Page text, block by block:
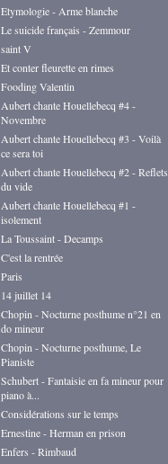
Etymologie - Arme blanche
Le suicide français - Zemmour
saint V
Et conter fleurette en rimes
Fooding Valentin
Aubert chante Houellebecq #4 -
Novembre
Aubert chante Houellebecq #3 - Voilà
ce sera toi
Aubert chante Houellebecq #2 - Reflets
du vide
Aubert chante Houellebecq #1 -
isolement
La Toussaint - Decamps
C'est la rentrée
Paris
14 juillet 14
Chopin - Nocturne posthume n°21 en
do mineur
Chopin - Nocturne posthume, Le
Pianiste
Schubert - Fantaisie en fa mineur pour
piano à...
Considérations sur le temps
Ernestine - Herman en prison
Enfers - Rimbaud